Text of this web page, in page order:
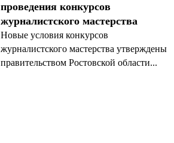
проведения конкурсов
журналистского мастерства
Новые условия конкурсов
журналистского мастерства утверждены
правительством Ростовской области...